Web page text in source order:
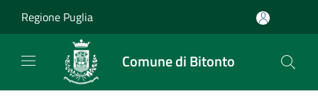
Regione Puglia
Comune di Bitonto